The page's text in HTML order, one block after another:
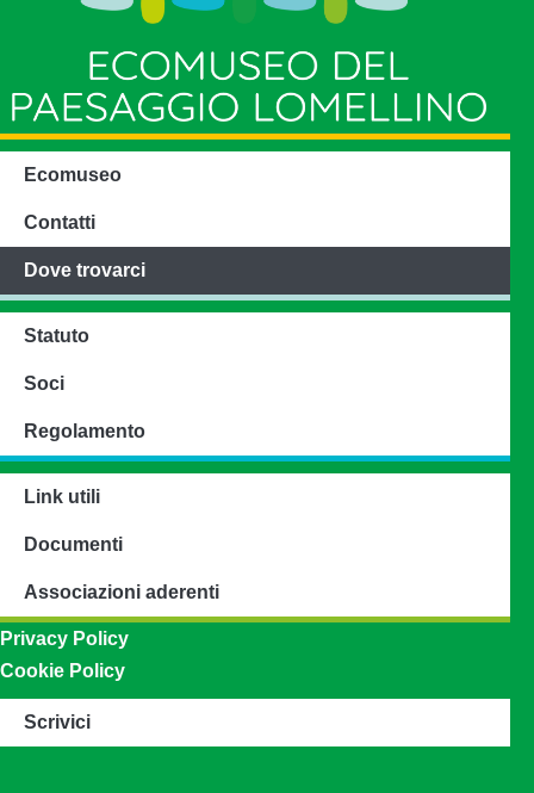
Ecomuseo
Contatti
Dove trovarci
Statuto
Soci
Regolamento
Link utili
Documenti
Associazioni aderenti
Privacy Policy
Cookie Policy
Scrivici